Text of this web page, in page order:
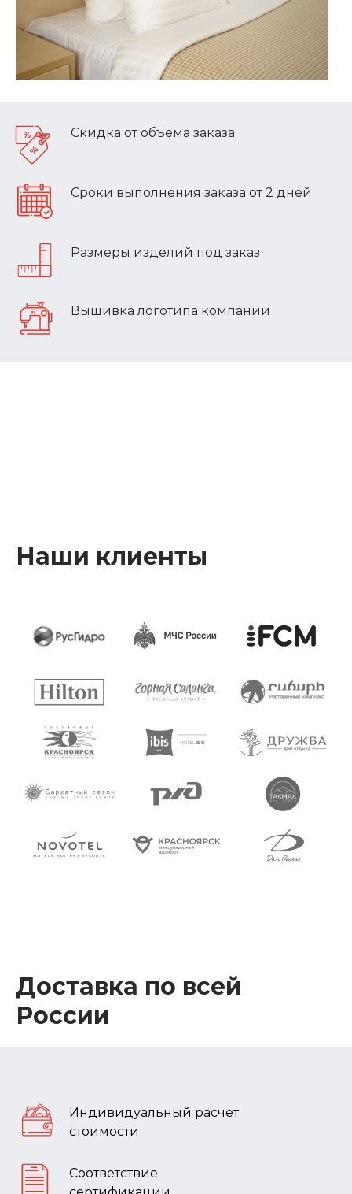
Скидка от объёма заказа
Сроки выполнения заказа от 2 дней
Размеры изделий под заказ
Вышивка логотипа компании
Наши клиенты
Индивидуальный расчет
стоимости
Соответствие
Доставка по всей
России